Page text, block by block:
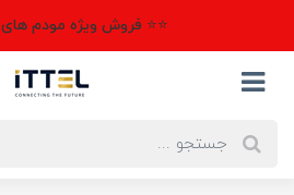
⭐⭐ فروش ویژه مودم های